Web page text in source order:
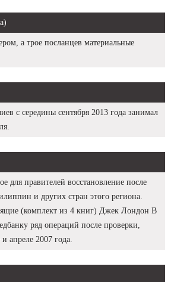
а трое посланцев материальные
с середины сентября 2013 года занимал
для правителей восстановление после
и других стран этого региона.
(комплект из 4 книг) Джек Лондон В
ряд операций после проверки,
апреле 2007 года.